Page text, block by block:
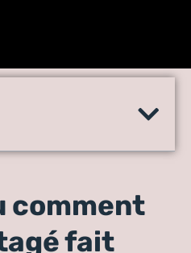
iPhone sur TV
facile
comment
fait